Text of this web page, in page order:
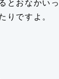
とおなかい
りですよ。